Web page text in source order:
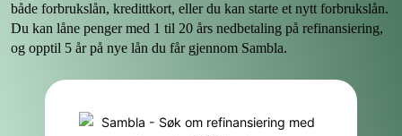
både forbrukslån, kredittkort, eller du kan starte et nytt forbrukslån.
Du kan låne penger med 1 til 20 års nedbetaling på refinansiering,
og opptil 5 år på nye lån du får gjennom Sambla.